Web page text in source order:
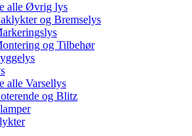
alle Øvrig lys
og Bremselys
og Tilbehør
alle Varsellys
og Blitz